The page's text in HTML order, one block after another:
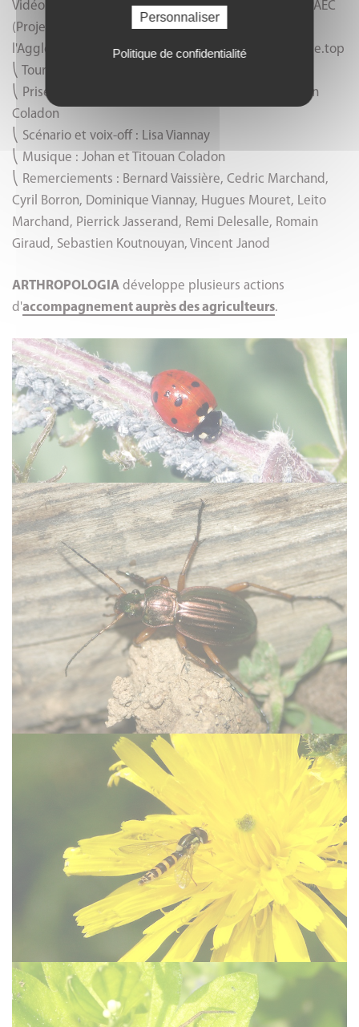
Vidéo réalisée au printemps 2020 dans le cadre du PAEC
(Projet Agro-Environnemental et Climatique) de
l'Agglomération Lyonnaise: http://www.agri-lyonnaise.top
⎝ Tournage, montage et réalisation : Johan Coladon
⎝ Prises de vue naturalistes : Hugues Mouret et Johan
Coladon
⎝ Scénario et voix-off : Lisa Viannay
⎝ Musique : Johan et Titouan Coladon
⎝ Remerciements : Bernard Vaissière, Cedric Marchand,
Cyril Borron, Dominique Viannay, Hugues Mouret, Leito
Marchand, Pierrick Jasserand, Remi Delesalle, Romain
Giraud, Sebastien Koutnouyan, Vincent Janod
ARTHROPOLOGIA développe plusieurs actions
d'accompagnement auprès des agriculteurs.
Personnaliser
Politique de confidentialité